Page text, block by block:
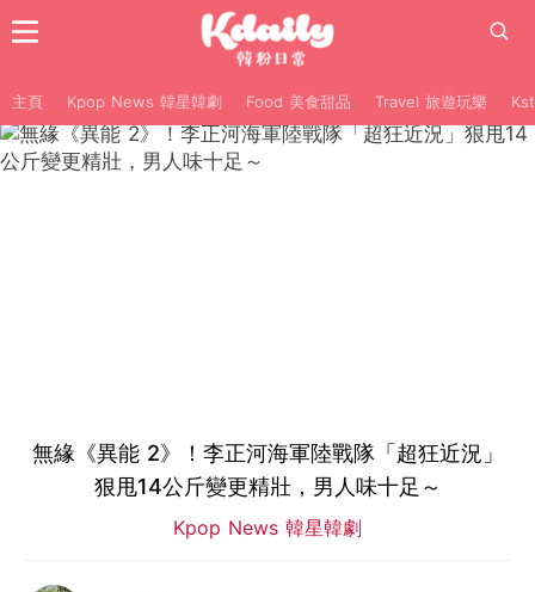
主頁 Kpop News 韓星韓劇 Food 美食甜品 Travel 旅遊玩樂
無緣《異能 2》！李正河海軍陸戰隊「超狂近況」
狠甩14公斤變更精壯，男人味十足～
Kpop News 韓星韓劇